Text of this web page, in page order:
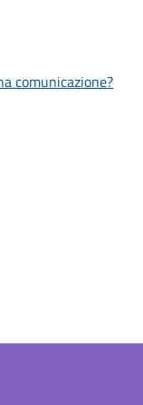
comunicazione?